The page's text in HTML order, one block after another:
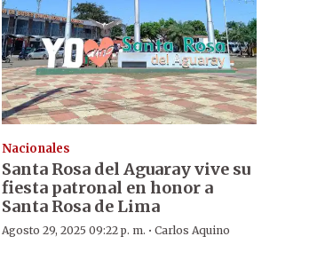
Nacionales
Santa Rosa del Aguaray vive su
fiesta patronal en honor a
Santa Rosa de Lima
Agosto 29, 2025 09:22 p. m. · Carlos Aquino